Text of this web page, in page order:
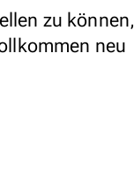
zu können,
neu